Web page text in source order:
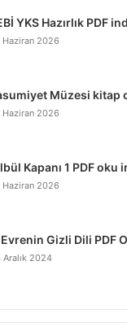
YKS Hazırlık PDF
Haziran 2026
Müzesi kitap
Haziran 2026
Kapanı 1 PDF oku
Haziran 2026
Evrenin Gizli Dili PDF
Aralık 2024